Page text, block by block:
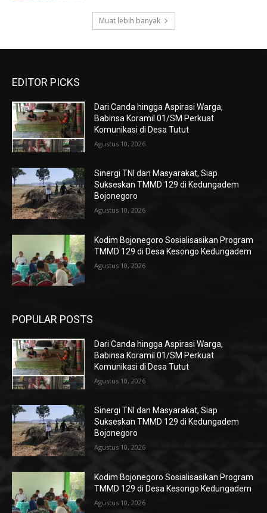
Muat lebih banyak
EDITOR PICKS
Dari Canda hingga Aspirasi Warga,
Babinsa Koramil 01/SM Perkuat
Komunikasi di Desa Tutut
Agustus 10, 2026
Sinergi TNI dan Masyarakat, Siap
Sukseskan TMMD 129 di Kedungadem
Bojonegoro
Agustus 10, 2026
Kodim Bojonegoro Sosialisasikan Program
TMMD 129 di Desa Kesongo Kedungadem
Agustus 10, 2026
POPULAR POSTS
Dari Canda hingga Aspirasi Warga,
Babinsa Koramil 01/SM Perkuat
Komunikasi di Desa Tutut
Agustus 10, 2026
Sinergi TNI dan Masyarakat, Siap
Sukseskan TMMD 129 di Kedungadem
Bojonegoro
Agustus 10, 2026
Kodim Bojonegoro Sosialisasikan Program
TMMD 129 di Desa Kesongo Kedungadem
Agustus 10, 2026